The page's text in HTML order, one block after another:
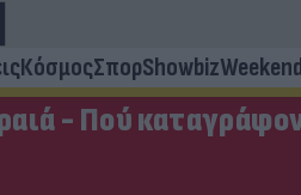
ΚόσμοςΣπορShowbiz
- Πού